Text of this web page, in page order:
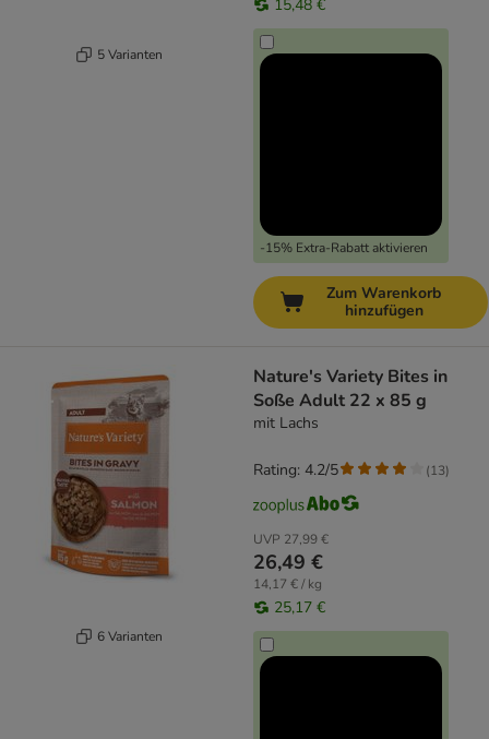
5 Varianten
15,48 €
-15% Extra-Rabatt aktivieren
Zum Warenkorb
hinzufügen
6 Varianten
Nature's Variety Bites in
Soße Adult 22 x 85 g
mit Lachs
UVP 27,99 €
26,49 €
14,17 € / kg
25,17 €
Rating: 4.2/5 (13)